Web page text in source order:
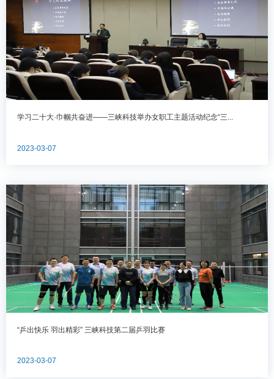
学习二十大·巾帼共奋进——三峡科技举办女职工主题活动纪念“三...
2023-03-07
“乒出快乐 羽出精彩” 三峡科技第二届乒羽比赛
2023-03-07